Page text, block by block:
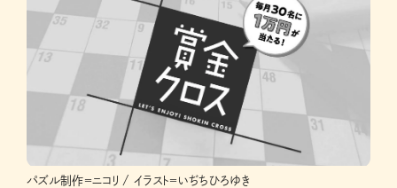
パズル制作＝ニコリ / イラスト＝いぢちひろゆき